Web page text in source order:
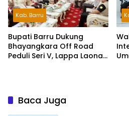
Kab. Barru
Bupati Barru Dukung
Bhayangkara Off Road
Peduli Seri V, Lappa Laona
Baca Juga